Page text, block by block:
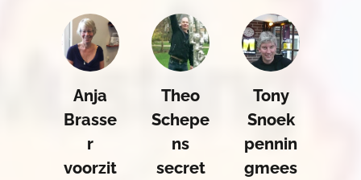
Anja
Brasse
r
voorzit
Theo
Schepe
ns
secret
Tony
Snoek
pennin
gmees